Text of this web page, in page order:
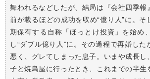
舞われるなどしたが、結局は『会社四季報
前が載るほどの成功を収め“億り人”に。
期保有する自称「ほっとけ投資」を始め
し“ダブル億り人”に。その過程で再婚し
悪く、グレてしまった息子。いまや成長し
子と焼鳥屋に行ったとき、これまでの半生